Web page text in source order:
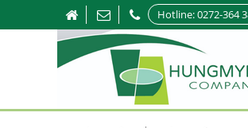
Hotline: 0272-364